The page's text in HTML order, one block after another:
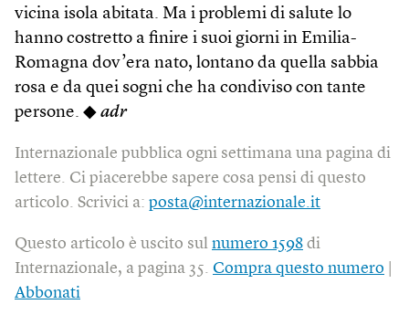
vicina isola abitata. Ma i problemi di salute lo
hanno costretto a finire i suoi giorni in Emilia-
Romagna dov’era nato, lontano da quella sabbia
rosa e da quei sogni che ha condiviso con tante
persone. ◆ adr
Internazionale pubblica ogni settimana una pagina di
lettere. Ci piacerebbe sapere cosa pensi di questo
articolo. Scrivici a: posta@internazionale.it
Questo articolo è uscito sul numero 1598 di
Internazionale, a pagina 35. Compra questo numero
Abbonati